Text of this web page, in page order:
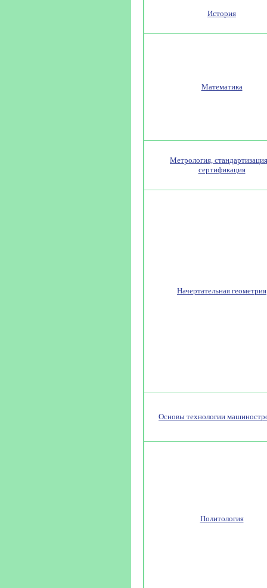
История
Математика
Метрология,
сертификация
Начертательная геометрия
Основы технологии
Политология